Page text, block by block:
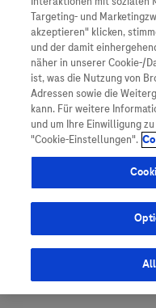
Targeting- und
akzeptieren" klicken,
und der damit
näher in unserer Cookie-/
ist, was die Nutzung von
Adressen sowie die
kann. Für weitere
und um Ihre Einwilligung
"Cookie-Einstellungen".